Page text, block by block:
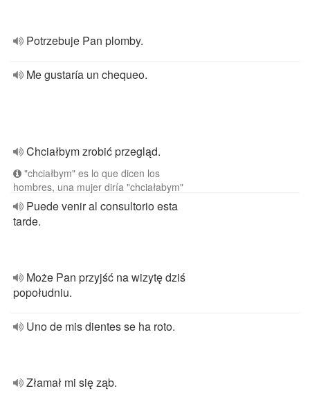
Potrzebuje Pan plomby.
Me gustaría un chequeo.
Chciałbym zrobić przegląd.
"chciałbym" es lo que dicen los
hombres, una mujer diría "chciałabym"
Puede venir al consultorio esta
tarde.
Może Pan przyjść na wizytę dziś
popołudniu.
Uno de mis dientes se ha roto.
Złamał mi się ząb.